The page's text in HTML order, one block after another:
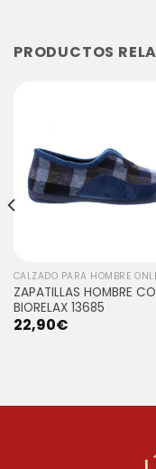
PRODUCTOS
CALZADO PARA HOMBRE
ZAPATILLAS HOMBRE
BIORELAX 13685
22,90€